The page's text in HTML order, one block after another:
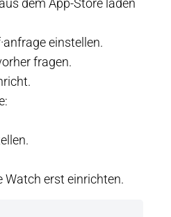
dem App-Store laden
einstellen.
fragen.
Watch erst einrichten.